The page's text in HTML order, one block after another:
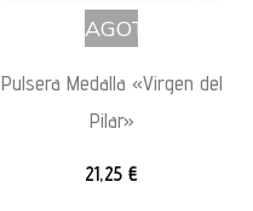
AGOTADO
Pulsera Medalla «Virgen del
Pilar»
21,25 €